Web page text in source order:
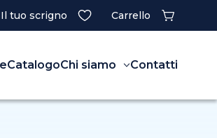
Il tuo scrigno Carrello
CatalogoChi siamo Contatti